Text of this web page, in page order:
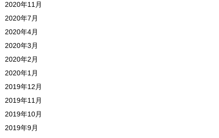
2020年11月
2020年7月
2020年4月
2020年3月
2020年2月
2020年1月
2019年12月
2019年11月
2019年10月
2019年9月